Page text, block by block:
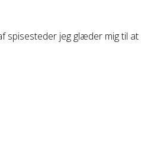
spisesteder jeg glæder mig til at